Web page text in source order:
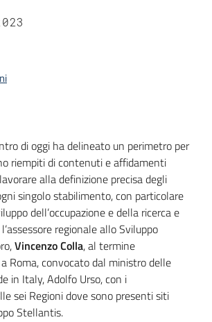
di oggi ha delineato un perimetro per
riempiti di contenuti e affidamenti
alla definizione precisa degli
singolo stabilimento, con particolare
dell’occupazione e della ricerca e
regionale allo Sviluppo
Vincenzo Colla, al termine
Roma, convocato dal ministro delle
in Italy, Adolfo Urso, con i
sei Regioni dove sono presenti siti
Stellantis.